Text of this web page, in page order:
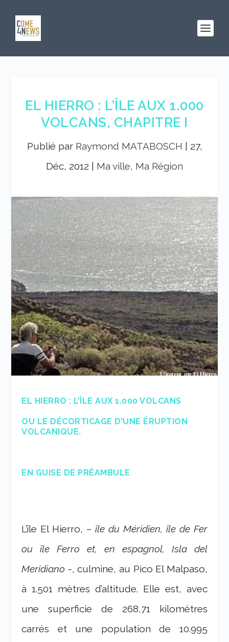
EL HIERRO : L’ÎLE AUX 1.000
VOLCANS, CHAPITRE I
Publié par Raymond MATABOSCH
27,
Déc, 2012
Ma ville, Ma Région
EL HIERRO : L’ÎLE AUX 1.000 VOLCANS
OU LE DÉCORTICAGE D’UNE ÉRUPTION
VOLCANIQUE.
EN GUISE DE PRÉAMBULE
L’île El Hierro, –île du Méridien, île de Fer
ou île Ferro et, en espagnol,
Isla del
Meridiano -, culmine, au Pico El Malpaso,
à 1.501 mètres d’altitude. Elle est, avec
une superficie de 268,71 kilomètres
carrés et une population de 10.995